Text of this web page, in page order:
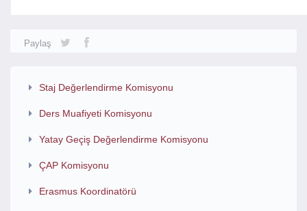
Paylaş
Staj Değerlendirme Komisyonu
Ders Muafiyeti Komisyonu
Yatay Geçiş Değerlendirme Komisyonu
ÇAP Komisyonu
Erasmus Koordinatörü